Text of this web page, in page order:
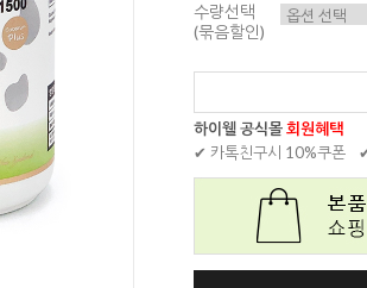
수량선택
(묶음할인)
하이웰 공식몰회원혜택
✔ 카톡친구시 10%쿠폰